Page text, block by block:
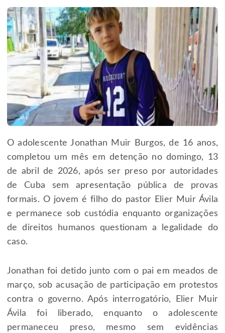
O adolescente Jonathan Muir Burgos, de 16 anos,
completou um mês em detenção no domingo, 13
de abril de 2026, após ser preso por autoridades
de Cuba sem apresentação pública de provas
formais. O jovem é filho do pastor Elier Muir Ávila
e permanece sob custódia enquanto organizações
de direitos humanos questionam a legalidade do
caso.
Jonathan foi detido junto com o pai em meados de
março, sob acusação de participação em protestos
contra o governo. Após interrogatório, Elier Muir
Ávila foi liberado, enquanto o adolescente
permaneceu preso, mesmo sem evidências